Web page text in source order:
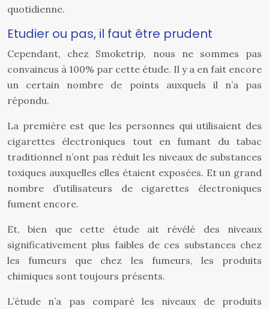
quotidienne.
Etudier ou pas, il faut être prudent
Cependant, chez Smoketrip, nous ne sommes pas
convaincus à 100% par cette étude. Il y a en fait encore
un certain nombre de points auxquels il n’a pas
répondu.
La première est que les personnes qui utilisaient des
cigarettes électroniques tout en fumant du tabac
traditionnel n’ont pas réduit les niveaux de substances
toxiques auxquelles elles étaient exposées. Et un grand
nombre d’utilisateurs de cigarettes électroniques
fument encore.
Et, bien que cette étude ait révélé des niveaux
significativement plus faibles de ces substances chez
les fumeurs que chez les fumeurs, les produits
chimiques sont toujours présents.
L’étude n’a pas comparé les niveaux de produits